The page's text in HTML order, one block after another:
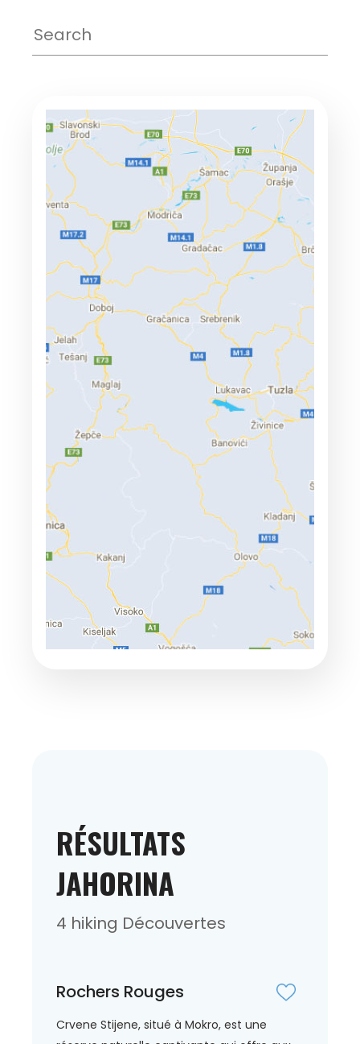
RÉSULTATS
JAHORINA
4 hiking Découvertes
Rochers Rouges
Crvene Stijene, situé à Mokro, est une